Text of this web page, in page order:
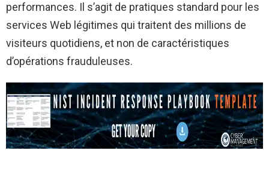
performances. Il s’agit de pratiques standard pour les
services Web légitimes qui traitent des millions de
visiteurs quotidiens, et non de caractéristiques
d’opérations frauduleuses.